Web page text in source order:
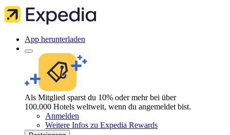
App herunterladen
Als Mitglied sparst du 10% oder mehr bei über
100.000 Hotels weltweit, wenn du angemeldet bist.
Anmelden
Weitere Infos zu Expedia Rewards